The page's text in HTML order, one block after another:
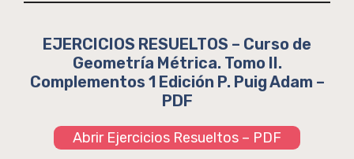
EJERCICIOS RESUELTOS – Curso de
Geometría Métrica. Tomo II.
Complementos 1 Edición P. Puig Adam –
PDF
Abrir Ejercicios Resueltos – PDF